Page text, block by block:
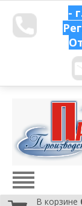
-
В корзине